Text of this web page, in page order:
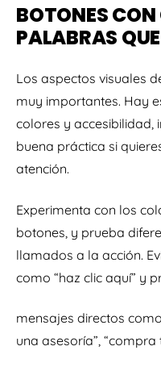
BOTONES CON
PALABRAS
Los aspectos visuales
muy importantes. Hay
colores y accesibilidad,
buena práctica si
atención.
Experimenta con los
botones, y prueba
llamados a la acción.
como “haz clic aquí” y
mensajes directos
una asesoría”,